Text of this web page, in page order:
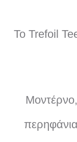
Το Trefoil
Μοντέρνο,